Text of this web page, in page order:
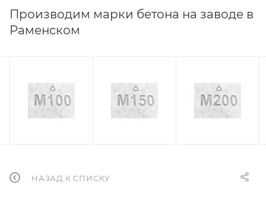
Производим марки бетона на заводе в
Раменском
НАЗАД К СПИСКУ